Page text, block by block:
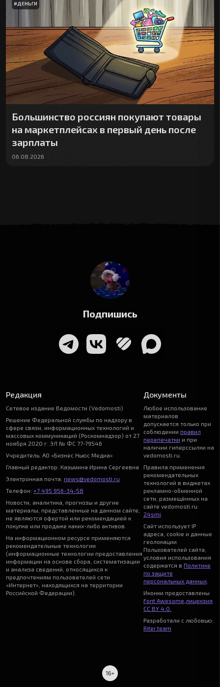
#ДЕНЬГИ
Большинство россиян покупают товары
на маркетплейсах в первый день после
зарплаты
06.08.2026
Подпишись
Редакция
Сетевое издание Ведомости (Vedomosti)
Решение Федеральной службы по надзору в
сфере связи, информационных технологий и
массовых коммуникаций (Роскомнадзор) от 27
ноября 2020 г. ЭЛ № ФС 77-79546
Учредитель: АО «Бизнес Ньюс Медиа»
Главный редактор: Казьмина Ирина Сергеевна
Электронная почта: news@vedomosti.ru
Телефон: +7 495 956-34-58
Новости, аналитика, прогнозы и другие
материалы, представленные на данном сайте,
не являются офертой или рекомендацией к
покупке или продаже каких-либо активов.
На информационном ресурсе применяются
рекомендательные технологии
(информационные технологии предоставления
информации на основе сбора, систематизации
и анализа сведений, относящихся к
предпочтениям пользователей сети
«Интернет», находящихся на территории
Российской Федерации).
Документы
Любое использование
материалов
допускается только при
соблюдении правил
перепечатки и при
наличии гиперссылки на
vedomosti.ru.
Правила применения
рекомендательных
технологий в виджетах
рекламно-обменной
сети, размещённых на
сайте vedomosti.ru:
24smi
Сайт использует IP
адреса, cookie и данные
геолокации
Пользователей сайта,
условия использования
содержатся в Политике
по защите
персональных данных.
Иконки предоставлены
Font Awesome лицензия
CC BY 4.0.
Разработали с любовью:
Riter.team